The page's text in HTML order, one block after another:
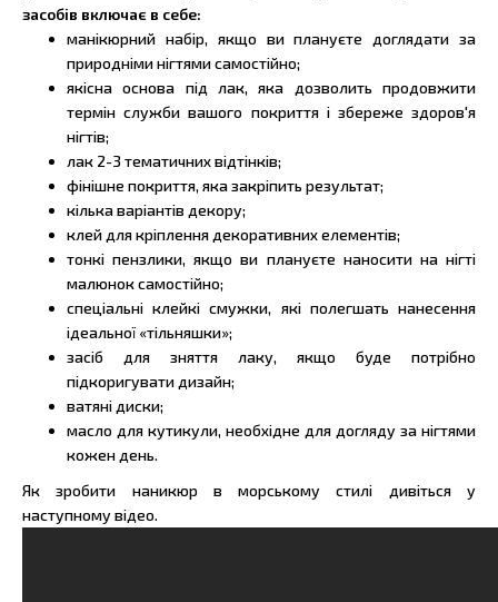
засобів включає в себе:
манікюрний набір, якщо ви плануєте доглядати за
природніми нігтями самостійно;
якісна основа під лак, яка дозволить продовжити
термін служби вашого покриття і збереже здоров'я
нігтів;
лак 2-3 тематичних відтінків;
фінішне покриття, яка закріпить результат;
кілька варіантів декору;
клей для кріплення декоративних елементів;
тонкі пензлики, якщо ви плануєте наносити на нігті
малюнок самостійно;
спеціальні клейкі смужки, які полегшать нанесення
ідеальної «тільняшки»;
засіб для зняття лаку, якщо буде потрібно
підкоригувати дизайн;
ватяні диски;
масло для кутикули, необхідне для догляду за нігтями
кожен день.
Як зробити наникюр в морському стилі дивіться у
наступному відео.